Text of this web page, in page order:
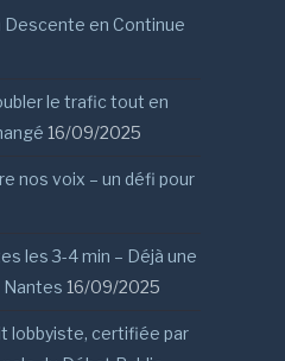
Descente en Continue
le trafic tout en
16/09/2025
nos voix – un défi pour
les 3-4 min – Déjà une
Nantes 16/09/2025
lobbyiste, certifiée par